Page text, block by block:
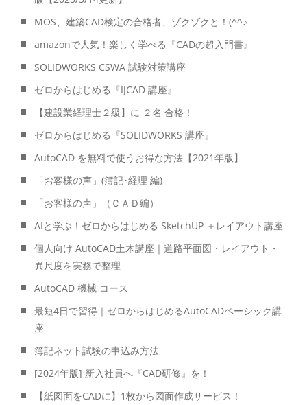
MOS、建築CAD検定の合格者、ゾクゾクと！(^^♪
amazonで人気！楽しく学べる『CADの超入門書』
SOLIDWORKS CSWA 試験対策講座
ゼロからはじめる『IJCAD 講座』
【建設業経理士２級】に ２名 合格！
ゼロからはじめる『SOLIDWORKS 講座』
AutoCAD を無料で使うお得な方法【2021年版】
「お客様の声」(簿記･経理 編)
「お客様の声」（ＣＡＤ編）
AIと学ぶ！ゼロからはじめる SketchUP ＋レイアウト講座
個人向け AutoCAD土木講座｜道路平面図・レイアウト・
異尺度を実務で整理
AutoCAD 機械 コース
最短4日で習得｜ゼロからはじめるAutoCADベーシック講
座
簿記ネット試験の申込み方法
[2024年版] 新入社員へ『CAD研修』を！
【紙図面をCADに】1枚から図面作成サービス！